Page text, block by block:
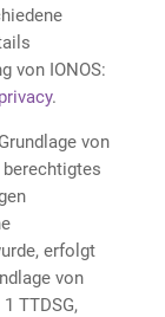
von IONOS:
.
von
berechtigtes
erfolgt
von
TTDSG,